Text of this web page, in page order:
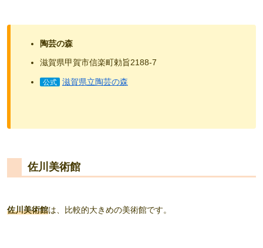
陶芸の森
滋賀県甲賀市信楽町勅旨2188-7
公式 滋賀県立陶芸の森
佐川美術館
佐川美術館は、比較的大きめの美術館です。